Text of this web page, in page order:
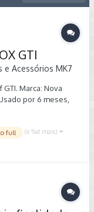
GTI
e Acessórios MK7
Marca: Nova
por 6 meses,
ilustrativa do
full (e %d mais)